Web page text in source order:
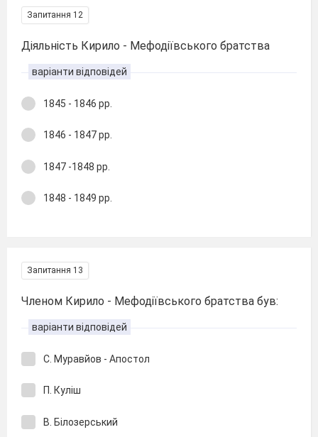
Запитання 12
Діяльність Кирило - Мефодіївського братства
варіанти відповідей
1845 - 1846 рр.
1846 - 1847 рр.
1847 -1848 рр.
1848 - 1849 рр.
Запитання 13
Членом Кирило - Мефодіївського братства був:
варіанти відповідей
С. Муравйов - Апостол
П. Куліш
В. Білозерський